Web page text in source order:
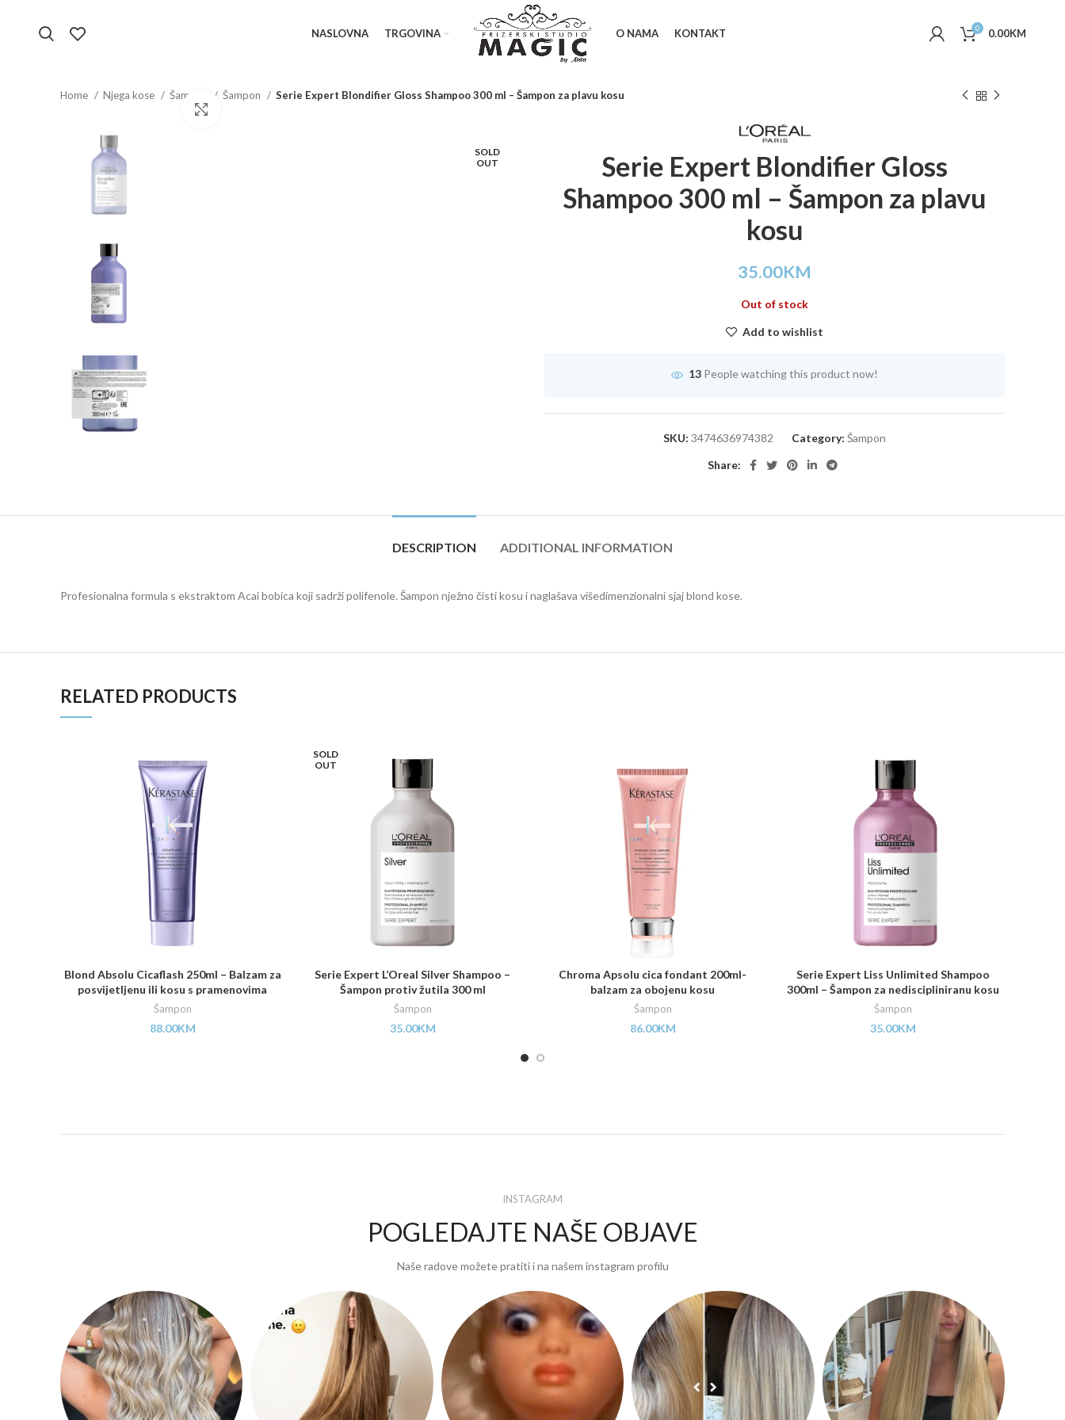
NASLOVNA TRGOVINA O NAMA KONTAKT 0 0.00KM
Home Njega kose Šampon Šampon Serie Expert Blondifier Gloss Shampoo 300 ml – Šampon za plavu kosu
SOLD
OUT
Serie Expert Blondifier Gloss
Shampoo 300 ml – Šampon za plavu
kosu
35.00KM
Out of stock
Add to wishlist
13 People watching this product now!
SKU: 3474636974382 Category: Šampon
Share:
DESCRIPTION ADDITIONAL INFORMATION
Profesionalna formula s ekstraktom Acai bobica koji sadrži polifenole. Šampon nježno čisti kosu i naglašava višedimenzionalni sjaj blond kose.
RELATED PRODUCTS
Blond Absolu Cicaflash 250ml – Balzam za
posvijetljenu ili kosu s pramenovima
Šampon
88.00KM
SOLD
OUT
Serie Expert L’Oreal Silver Shampoo –
Šampon protiv žutila 300 ml
Šampon
35.00KM
Chroma Apsolu cica fondant 200ml-
balzam za obojenu kosu
Šampon
86.00KM
Serie Expert Liss Unlimited Shampoo
300ml – Šampon za nediscipliniranu kosu
Šampon
35.00KM
INSTAGRAM
POGLEDAJTE NAŠE OBJAVE
Naše radove možete pratiti i na našem instagram profilu